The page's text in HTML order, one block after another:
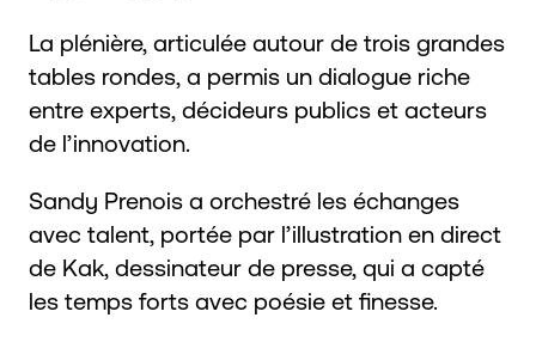
La plénière, articulée autour de trois grandes
tables rondes, a permis un dialogue riche
entre experts, décideurs publics et acteurs
de l’innovation.
Sandy Prenois a orchestré les échanges
avec talent, portée par l’illustration en direct
de Kak, dessinateur de presse, qui a capté
les temps forts avec poésie et finesse.